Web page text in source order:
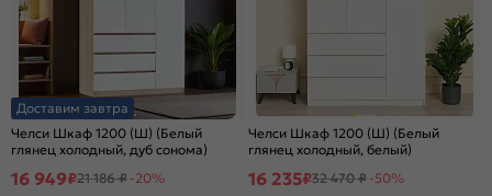
Доставим завтра
Челси Шкаф 1200 (Ш) (Белый
глянец холодный, дуб сонома)
16 949₽21 186 ₽ -20%
Челси Шкаф 1200 (Ш) (Белый
глянец холодный, белый)
16 235₽32 470 ₽ -50%